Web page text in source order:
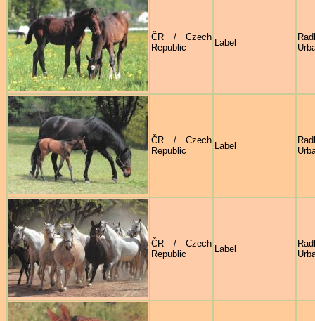
ČR / Czech
Republic
Label
ČR / Czech
Republic
Label
ČR / Czech
Republic
Label